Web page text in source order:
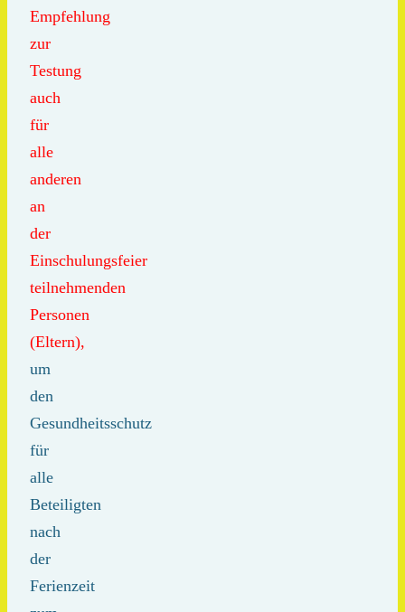
Empfehlung
zur
Testung
auch
für
alle
anderen
an
der
Einschulungsfeier
teilnehmenden
Personen
(Eltern),
um
den
Gesundheitsschutz
für
alle
Beteiligten
nach
der
Ferienzeit